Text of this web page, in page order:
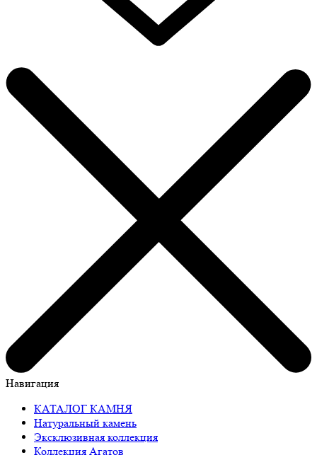
Навигация
КАТАЛОГ КАМНЯ
Натуральный камень
Эксклюзивная коллекция
Коллекция Агатов